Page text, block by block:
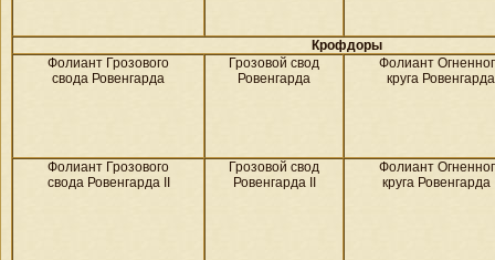
Крофдоры
Фолиант Грозового
свода Ровенгарда
Грозовой свод
Ровенгарда
Фолиант
круга Ровенгарда
Фолиант Грозового
свода Ровенгарда II
Грозовой свод
Ровенгарда II
Фолиант
круга Ровенгарда